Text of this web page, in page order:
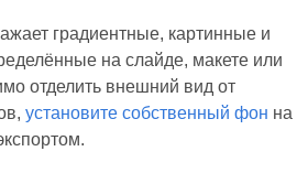
градиентные, картинные и
на слайде, макете или
отделить внешний вид от
установите собственный фон на